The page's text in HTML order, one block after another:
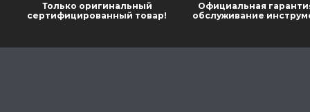
Только оригинальный
сертифицированный товар!
Официальная
обслуживание